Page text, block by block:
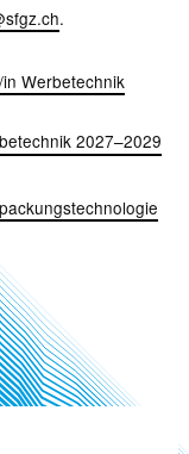
sfgz.ch.
Werbetechnik
2027–2029